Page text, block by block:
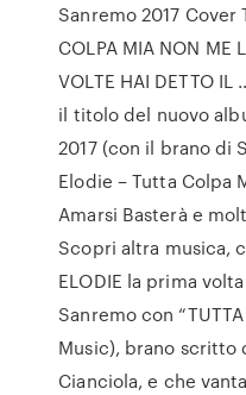
Sanremo 2017 Cover
COLPA MIA NON ME
VOLTE HAI DETTO
il titolo del nuovo
2017 (con il brano di
Elodie – Tutta Colpa
Amarsi Basterà e
Scopri altra musica,
ELODIE la prima
Sanremo con
Music), brano scritto
Cianciola, e che